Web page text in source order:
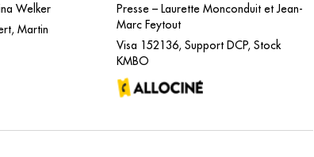
Welker
Martin
Presse – Laurette Monconduit et Jean-
Marc Feytout
Visa 152136, Support DCP, Stock
KMBO